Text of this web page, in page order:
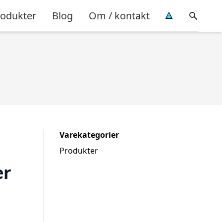
Blog Om / kontakt
Varekategorier
Produkter